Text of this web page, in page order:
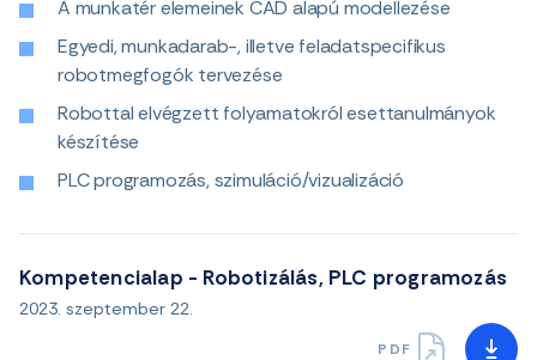
A munkatér elemeinek CAD alapú modellezése
Egyedi, munkadarab-, illetve feladatspecifikus
robotmegfogók tervezése
Robottal elvégzett folyamatokról esettanulmányok
készítése
PLC programozás, szimuláció/vizualizáció
Kompetencialap - Robotizálás, PLC programozás
2023. szeptember 22.
PDF